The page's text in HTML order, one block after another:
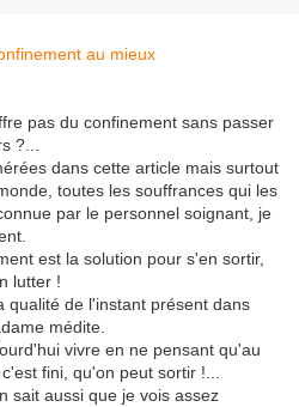
pas du confinement sans passer
?...
dans cette article mais surtout
toutes les souffrances qui les
par le personnel soignant, je
est la solution pour s'en sortir,
lutter !
qualité de l'instant présent dans
médite.
vivre en ne pensant qu'au
fini, qu'on peut sortir !...
sait aussi que je vois assez